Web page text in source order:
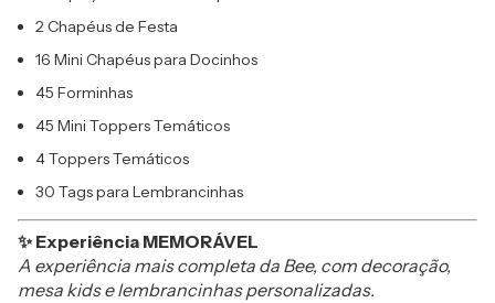
2 Chapéus de Festa
16 Mini Chapéus para Docinhos
45 Forminhas
45 Mini Toppers Temáticos
4 Toppers Temáticos
30 Tags para Lembrancinhas
✨ Experiência MEMORÁVEL
A experiência mais completa da Bee, com decoração,
mesa kids e lembrancinhas personalizadas.